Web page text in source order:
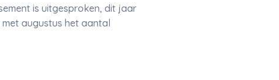
is uitgesproken, dit jaar
augustus het aantal